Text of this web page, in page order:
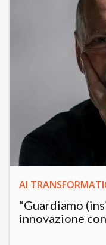
AI
“Guardiamo
innovazione con